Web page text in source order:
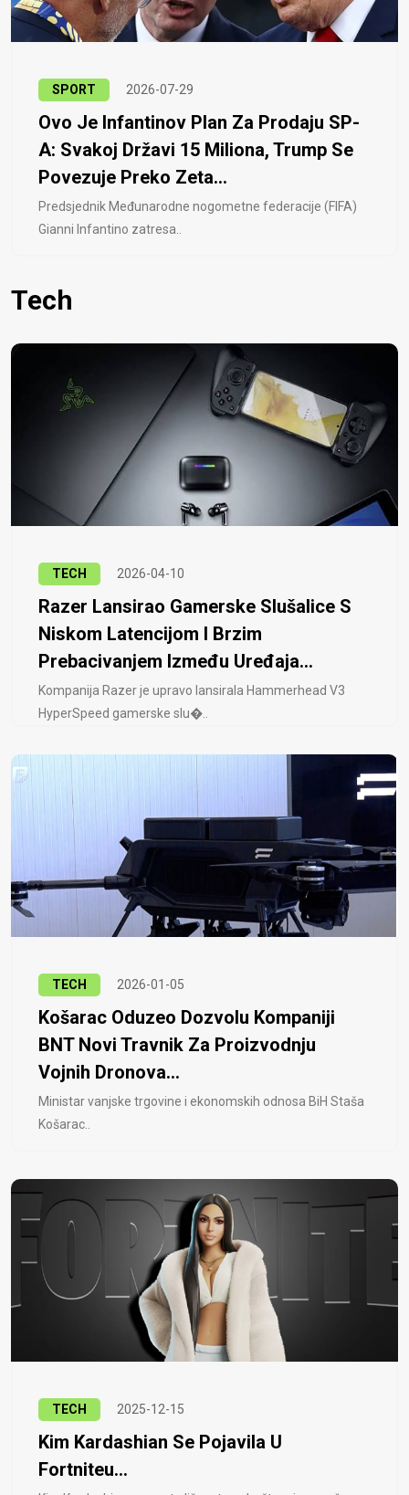
SPORT 2026-07-29
Ovo Je Infantinov Plan Za Prodaju SP-
A: Svakoj Državi 15 Miliona, Trump Se
Povezuje Preko Zeta...
Predsjednik Međunarodne nogometne federacije (FIFA)
Gianni Infantino zatresa..
Tech
TECH 2026-04-10
Razer Lansirao Gamerske Slušalice S
Niskom Latencijom I Brzim
Prebacivanjem Između Uređaja...
Kompanija Razer je upravo lansirala Hammerhead V3
HyperSpeed ​​gamerske slu�..
TECH 2026-01-05
Košarac Oduzeo Dozvolu Kompaniji
BNT Novi Travnik Za Proizvodnju
Vojnih Dronova...
Ministar vanjske trgovine i ekonomskih odnosa BiH Staša
Košarac..
TECH 2025-12-15
Kim Kardashian Se Pojavila U
Fortniteu...